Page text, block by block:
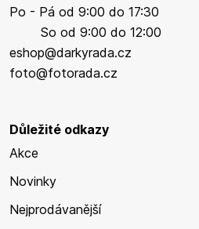
Po - Pá od 9:00 do 17:30
So od 9:00 do 12:00
eshop@darkyrada.cz
foto@fotorada.cz
Důležité odkazy
Akce
Novinky
Nejprodávanější